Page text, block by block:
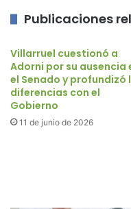
Publicaciones
Villarruel cuestionó a
Adorni por su ausencia
el Senado y profundizó
diferencias con el
Gobierno
11 de junio de 2026